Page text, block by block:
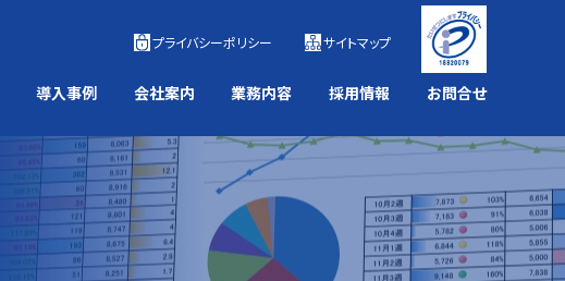
導入事例 会社案内 業務内容 採用情報 お問合せ
プライバシーポリシー サイトマップ